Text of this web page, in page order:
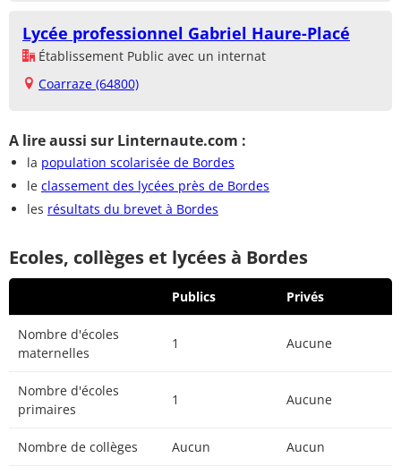
Lycée professionnel Gabriel Haure-Placé
Établissement Public avec un internat
Coarraze (64800)
A lire aussi sur Linternaute.com :
la population scolarisée de Bordes
le classement des lycées près de Bordes
les résultats du brevet à Bordes
Ecoles, collèges et lycées à Bordes
Publics Privés
Nombre d'écoles
maternelles
1 Aucune
Nombre d'écoles
primaires
1 Aucune
Nombre de collèges Aucun Aucun